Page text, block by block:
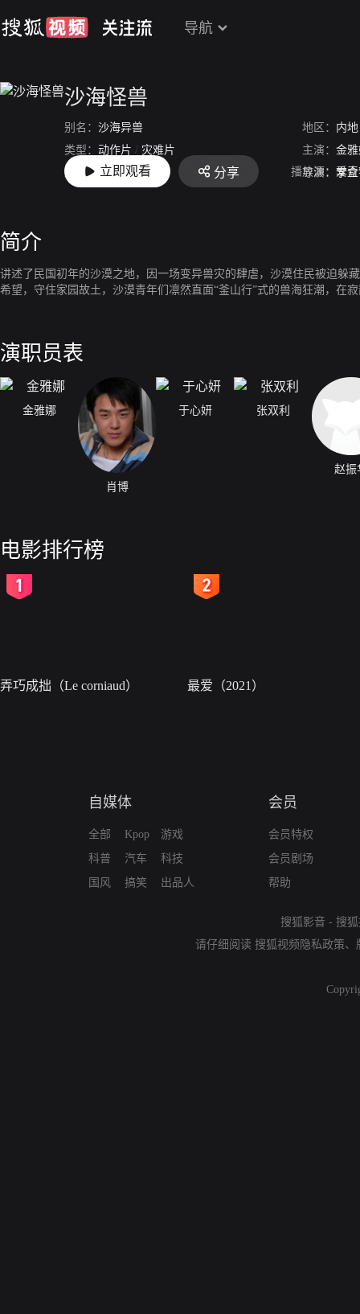
导航
沙海怪兽
别名： 沙海异兽 地区： 内地
类型： 动作片 / 灾难片 主演： 金
上映： 2022-11-20 导演： 李
立即观看 分享 播放源： 爱
简介
讲述了民国初年的沙漠之地，因一场变异兽灾的肆虐，沙漠住民被迫躲
希望，守住家园故土，沙漠青年们凛然直面“釜山行”式的兽海狂潮，
演职员表
金雅娜
肖博
于心妍 张双利
赵振
电影排行榜
弄巧成拙（Le corniaud） 最爱（2021）
自媒体
全部
科普
国风
Kpop
汽车
搞笑
游戏
科技
出品人
会员
会员特权
会员剧场
帮助
搜狐影音 - 搜
请仔细阅读 搜狐视频隐私政策、